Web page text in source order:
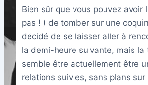
Bien sûr que vous pouvez avoir
pas ! ) de tomber sur une
décidé de se laisser aller à
la demi-heure suivante, mais la
semble être actuellement être
relations suivies, sans plans sur